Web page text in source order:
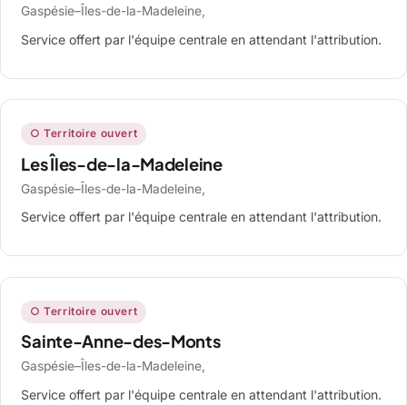
Gaspésie–Îles-de-la-Madeleine,
Service offert par l'équipe centrale en attendant l'attribution.
○ Territoire ouvert
Les Îles-de-la-Madeleine
Gaspésie–Îles-de-la-Madeleine,
Service offert par l'équipe centrale en attendant l'attribution.
○ Territoire ouvert
Sainte-Anne-des-Monts
Gaspésie–Îles-de-la-Madeleine,
Service offert par l'équipe centrale en attendant l'attribution.